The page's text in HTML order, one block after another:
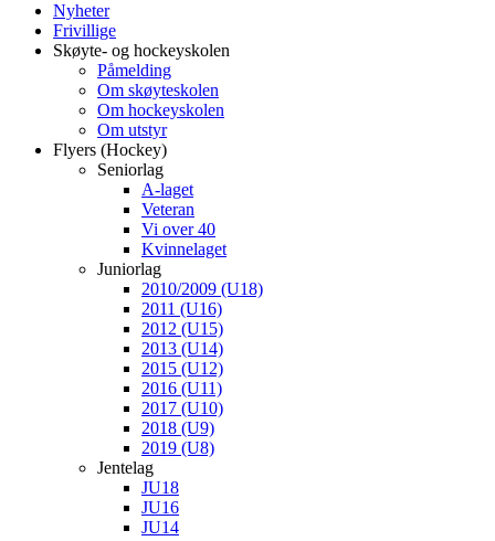
Nyheter
Frivillige
Skøyte- og hockeyskolen
Påmelding
Om skøyteskolen
Om hockeyskolen
Om utstyr
Flyers (Hockey)
Seniorlag
A-laget
Veteran
Vi over 40
Kvinnelaget
Juniorlag
2010/2009 (U18)
2011 (U16)
2012 (U15)
2013 (U14)
2015 (U12)
2016 (U11)
2017 (U10)
2018 (U9)
2019 (U8)
Jentelag
JU18
JU16
JU14